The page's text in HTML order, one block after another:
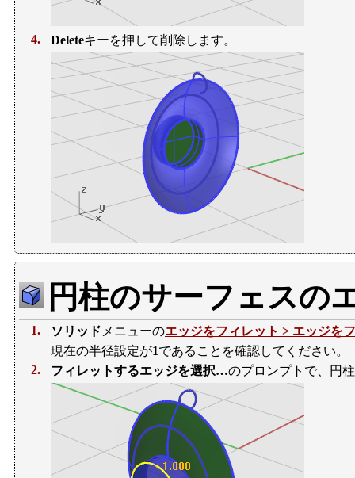
4. Deleteキーを押して削除します。
円柱のサーフェスの
1. ソリッド メニューのエッジをフィレット > エッジを
現在の半径設定が1であることを確認してください。
2.
フィレットするエッジを選択…のプロンプトで、円